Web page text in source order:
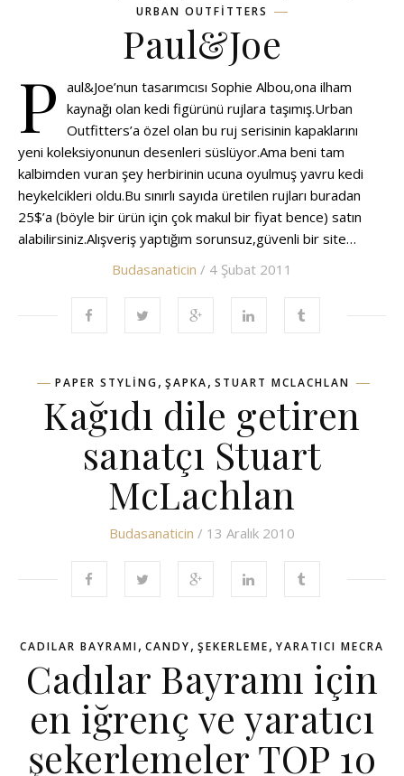
URBAN OUTFITTERS
Paul&Joe
P aul&Joe’nun tasarımcısı Sophie Albou,ona ilham
kaynağı olan kedi figürünü rujlara taşımış.Urban
Outfitters’a özel olan bu ruj serisinin kapaklarını
yeni koleksiyonunun desenleri süslüyor.Ama beni tam
kalbimden vuran şey herbirinin ucuna oyulmuş yavru kedi
heykelcikleri oldu.Bu sınırlı sayıda üretilen rujları buradan
25$’a (böyle bir ürün için çok makul bir fiyat bence) satın
alabilirsiniz.Alışveriş yaptığım sorunsuz,güvenli bir site…
Budasanaticin / 4 Şubat 2011
PAPER STYLING, ŞAPKA, STUART MCLACHLAN
Kağıdı dile getiren
sanatçı Stuart
McLachlan
Budasanaticin / 13 Aralık 2010
CADILAR BAYRAMI, CANDY, ŞEKERLEME, YARATICI MECRA
Cadılar Bayramı için
en iğrenç ve yaratıcı
şekerlemeler TOP 10